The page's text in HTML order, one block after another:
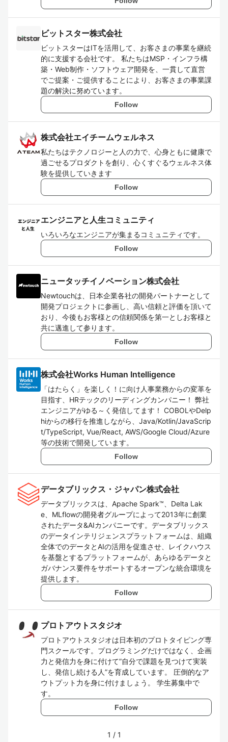
ビットスター株式会社
ビットスターはITを活用して、お客さまの事業を継続
的に支援する会社です。 私たちはMSP・インフラ構
築・Web制作・ソフトウェア開発を、一貫して直営
でご提案・ご提供することにより、お客さまの事業課
題の解決に努めています。
Follow
株式会社エイチームウェルネス
私たちはテクノロジーと人の力で、心身ともに健康で
過ごせるプロダクトを創り、心くすぐるウェルネス体
験を提供していきます
Follow
エンジニアと人生コミュニティ
いろいろなエンジニアが集まるコミュニティです。
Follow
ニュータッチイノベーション株式会社
Newtouchは、日本企業各社の開発パートナーとして
開発プロジェクトに参画し、高い信頼と評価を頂いて
おり、今後もお客様との信頼関係を第一としお客様と
共に邁進して参ります。
Follow
株式会社Works Human Intelligence
「はたらく」を楽しく！に向け人事業務からの変革を
目指す、HRテックのリーディングカンパニー！ 弊社
エンジニアがゆる～く発信してます！ COBOLやDelp
hiからの移行を推進しながら、Java/Kotlin/JavaScrip
t/TypeScript, Vue/React, AWS/Google Cloud/Azure
等の技術で開発しています。
Follow
データブリックス・ジャパン株式会社
データブリックスは、Apache Spark™、Delta Lak
e、MLflowの開発者グループによって2013年に創業
されたデータ&AIカンパニーです。データブリックス
のデータインテリジェンスプラットフォームは、組織
全体でのデータとAIの活用を促進させ、レイクハウス
を基盤とするプラットフォームが、あらゆるデータと
ガバナンス要件をサポートするオープンな統合環境を
提供します。
Follow
プロトアウトスタジオ
プロトアウトスタジオは日本初のプロトタイピング専
門スクールです。プログラミングだけではなく、企画
力と発信力を身に付けて”自分で課題を見つけて実装
し、発信し続ける人”を育成しています。 圧倒的なア
ウトプット力を身に付けましょう。 学生募集中で
す。
Follow
1 / 1